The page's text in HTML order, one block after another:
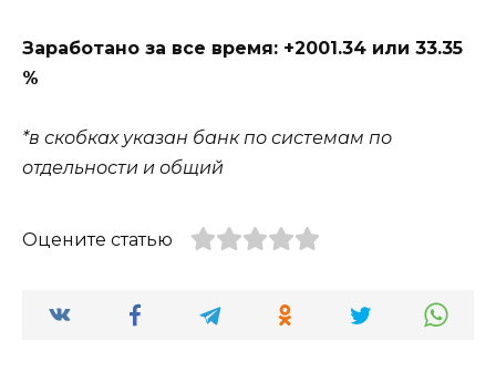
Заработано за все время: +2001.34 или 33.35
%
*в скобках указан банк по системам по
отдельности и общий
Оцените статью